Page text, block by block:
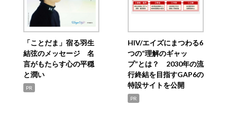
「ことだま」宿る羽生
結弦のメッセージ 名
言がもたらす心の平穏
と潤い
PR
HIV/エイズにまつわる6
つの“理解のギャッ
プ”とは？ 2030年の流
行終結を目指すGAP6の
特設サイトを公開
PR